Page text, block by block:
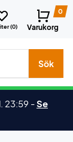
(0)
0
Varukorg
Sök
23:59 -Se